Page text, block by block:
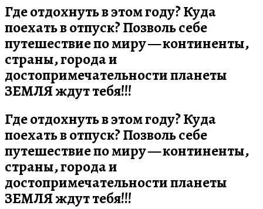
Где отдохнуть в этом году? Куда
поехать в отпуск? Позволь себе
путешествие по миру — континенты,
страны, города и
достопримечательности планеты
ЗЕМЛЯ ждут тебя!!!
Где отдохнуть в этом году? Куда
поехать в отпуск? Позволь себе
путешествие по миру — континенты,
страны, города и
достопримечательности планеты
ЗЕМЛЯ ждут тебя!!!